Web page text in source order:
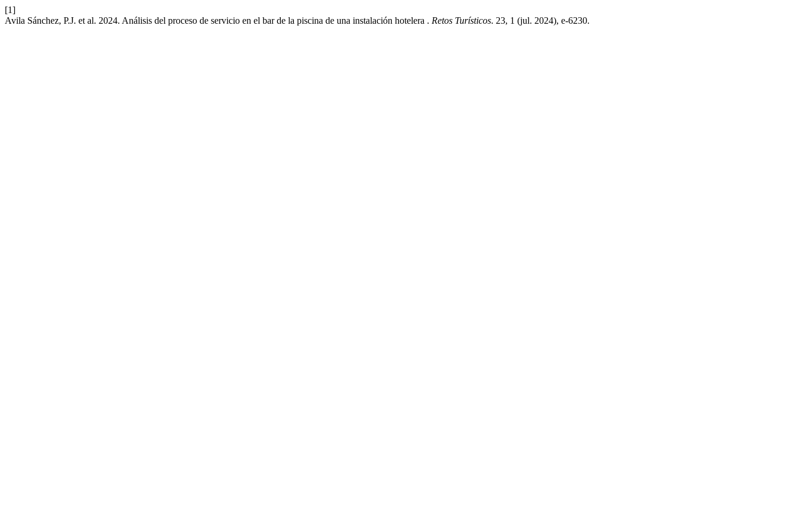
[1]
Avila Sánchez, P.J. et al. 2024. Análisis del proceso de servicio en el bar de la piscina de una instalación hotelera . Retos Turísticos. 23, 1 (jul. 2024), e-6230.